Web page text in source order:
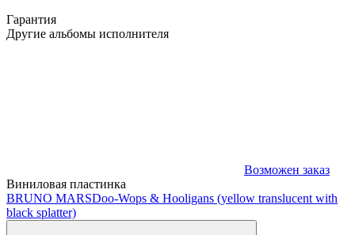
Гарантия
Другие альбомы исполнителя
Возможен заказ
Виниловая пластинка
BRUNO MARSDoo-Wops & Hooligans (yellow translucent with
black splatter)